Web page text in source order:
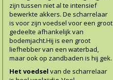
zijn tussen niet al te intensief
bewerkte akkers. De scharrelaar
is voor zijn voedsel voor een groot
gedeelte afhankelijk van
bodemjacht.Hij is een groot
liefhebber van een waterbad,
maar ook op zandbaden is hij gek.
Het voedsel van de scharrelaar